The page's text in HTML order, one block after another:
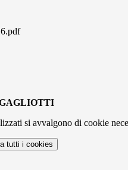
si avvalgono di cookie
tutti i cookies